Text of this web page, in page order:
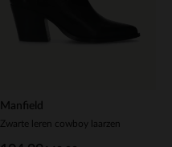
Manfield
Zwarte leren cowboy laarzen